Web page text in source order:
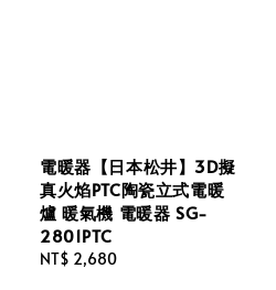
電暖器【日本松井】3D擬
真火焰PTC陶瓷立式電暖
爐 暖氣機 電暖器 SG-
2801PTC
Regular
NT$ 2,680